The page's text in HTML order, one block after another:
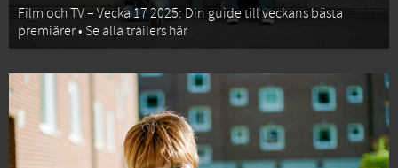
Film och TV – Vecka 17 2025: Din guide till veckans bästa
premiärer • Se alla trailers här